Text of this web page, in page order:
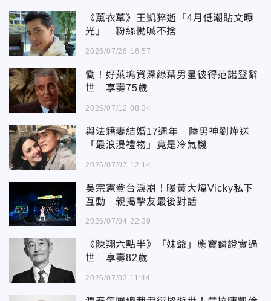
《薰衣草》王凱猝逝「4月低潮貼文曝
光」 粉絲慟喊不捨
2026/07/26 16:57
慟！好萊塢資深綠葉男星彼得范諾登辭
世 享壽75歲
2026/07/12 08:34
與法籍妻結婚17週年 陸男神劉燁送
「最浪漫禮物」竟是冷氣機
2026/07/07 12:14
吳宗憲登台淚崩！曝黃大煒Vicky私下
互動 親揭摯友最後對話
2026/07/04 22:39
《陳翔六點半》「妹爺」應寶麟證實過
世 享壽82歲
2026/07/02 11:44